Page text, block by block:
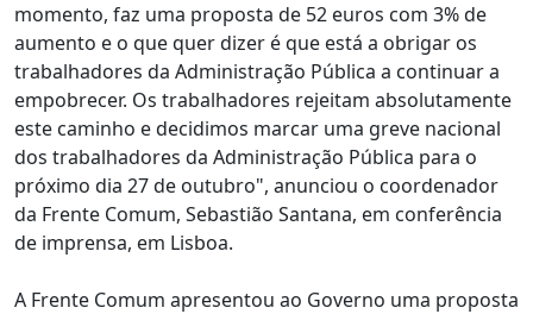
momento, faz uma proposta de 52 euros com 3% de
aumento e o que quer dizer é que está a obrigar os
trabalhadores da Administração Pública a continuar a
empobrecer. Os trabalhadores rejeitam absolutamente
este caminho e decidimos marcar uma greve nacional
dos trabalhadores da Administração Pública para o
próximo dia 27 de outubro", anunciou o coordenador
da Frente Comum, Sebastião Santana, em conferência
de imprensa, em Lisboa.
A Frente Comum apresentou ao Governo uma proposta